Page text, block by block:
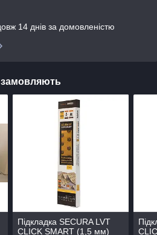
14 днів за домовленістю
Підкладка SECURA LVT
CLICK SMART (1,5 мм)